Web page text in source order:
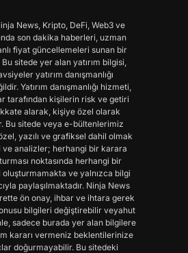
News, Kripto, DeFi, Web3 ve
son dakika haberleri, uzman
fiyat güncellemeleri sunan bir
sitede yer alan yatırım bilgisi,
yatırım danışmanlığı
Yatırım danışmanlığı hizmeti,
tarafından kişilerin risk ve getiri
alarak, kişiye özel olarak
Bu sitede veya e-bültenlerimiz
yazılı ve grafiksel dahil olmak
ve analizler; herhangi bir karara
noktasında herhangi bir
ve yalnızca bilgi
paylaşılmaktadır. Ninja News
ön onay, ihbar ve ihtara gerek
bilgileri değiştirebilir veyahut
sadece burada yer alan bilgilere
kararı vermeniz beklentilerinize
doğurmayabilir. Bu sitedeki